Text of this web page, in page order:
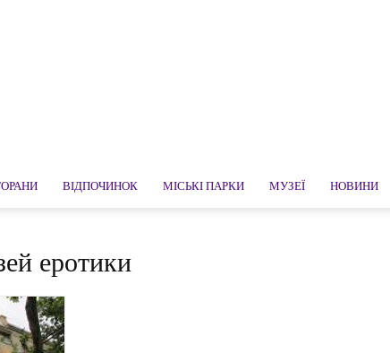
ВІДПОЧИНОК МІСЬКІ ПАРКИ МУЗЕЇ НОВИНИ
еротики